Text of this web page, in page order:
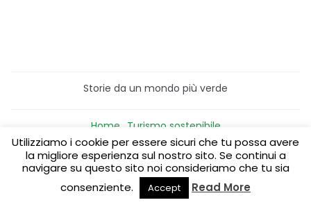
Storie da un mondo più verde
Home Turismo sostenibile
Laboratori/Visite per le scuole
Green content per aziende Media Partner
Utilizziamo i cookie per essere sicuri che tu possa avere
la migliore esperienza sul nostro sito. Se continui a
navigare su questo sito noi consideriamo che tu sia
consenziente.
Accept Read More